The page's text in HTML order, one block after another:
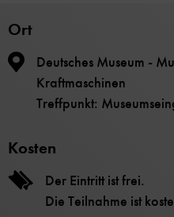
Ort
Deutsches Museum -
Kraftmaschinen
Treffpunkt:
Kosten
Der Eintritt ist frei.
Die Teilnahme ist